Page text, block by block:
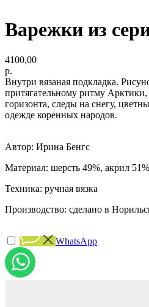
Варежки из
4100,00
р.
Внутри вязаная подкладка.
притягательному ритму
горизонта, следы на снегу,
одежде коренных народов.
Автор: Ирина Бенгс
Материал: шерсть 49%, акрил 51%
Техника: ручная вязка
Производство: сделано в
WhatsApp